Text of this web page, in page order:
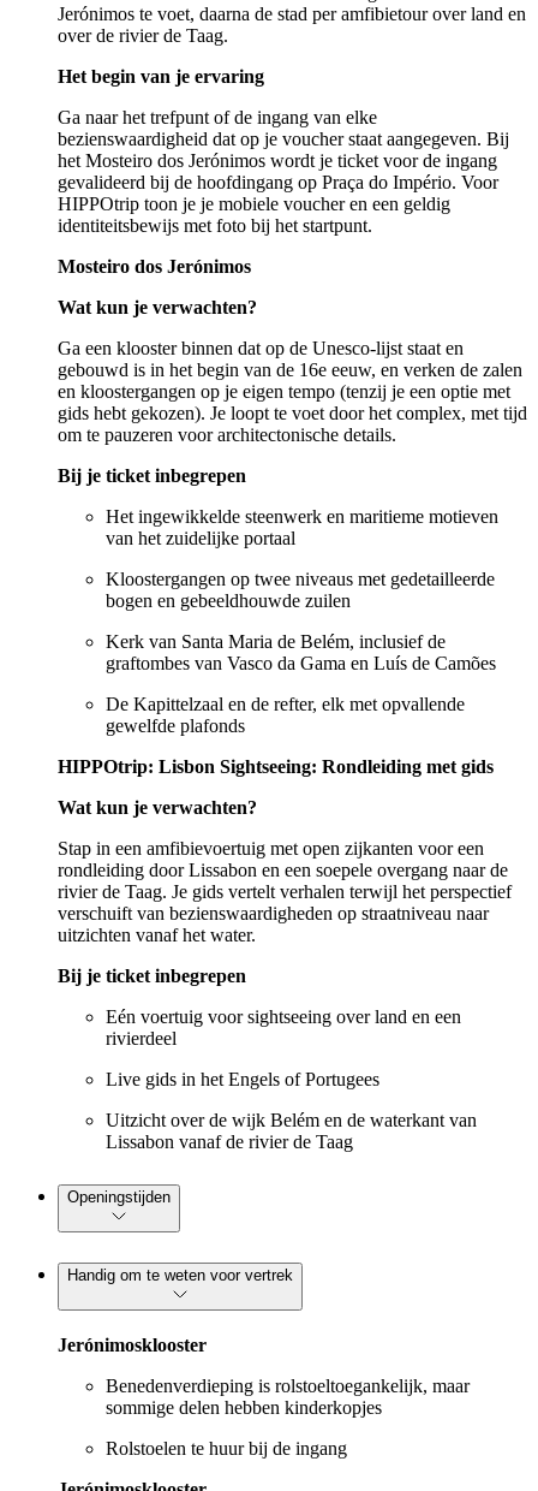
Jerónimos te voet, daarna de stad per amfibietour over land en
over de rivier de Taag.
Het begin van je ervaring
Ga naar het trefpunt of de ingang van elke
bezienswaardigheid dat op je voucher staat aangegeven. Bij
het Mosteiro dos Jerónimos wordt je ticket voor de ingang
gevalideerd bij de hoofdingang op Praça do Império. Voor
HIPPOtrip toon je je mobiele voucher en een geldig
identiteitsbewijs met foto bij het startpunt.
Mosteiro dos Jerónimos
Wat kun je verwachten?
Ga een klooster binnen dat op de Unesco-lijst staat en
gebouwd is in het begin van de 16e eeuw, en verken de zalen
en kloostergangen op je eigen tempo (tenzij je een optie met
gids hebt gekozen). Je loopt te voet door het complex, met tijd
om te pauzeren voor architectonische details.
Bij je ticket inbegrepen
Het ingewikkelde steenwerk en maritieme motieven
van het zuidelijke portaal
Kloostergangen op twee niveaus met gedetailleerde
bogen en gebeeldhouwde zuilen
Kerk van Santa Maria de Belém, inclusief de
graftombes van Vasco da Gama en Luís de Camões
De Kapittelzaal en de refter, elk met opvallende
gewelfde plafonds
HIPPOtrip: Lisbon Sightseeing: Rondleiding met gids
Wat kun je verwachten?
Stap in een amfibievoertuig met open zijkanten voor een
rondleiding door Lissabon en een soepele overgang naar de
rivier de Taag. Je gids vertelt verhalen terwijl het perspectief
verschuift van bezienswaardigheden op straatniveau naar
uitzichten vanaf het water.
Bij je ticket inbegrepen
Eén voertuig voor sightseeing over land en een
rivierdeel
Live gids in het Engels of Portugees
Uitzicht over de wijk Belém en de waterkant van
Lissabon vanaf de rivier de Taag
Openingstijden
Handig om te weten voor vertrek
Jerónimosklooster
Benedenverdieping is rolstoeltoegankelijk, maar
sommige delen hebben kinderkopjes
Rolstoelen te huur bij de ingang